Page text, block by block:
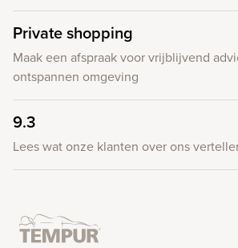
Private shopping
Maak een afspraak voor vrijblijvend
ontspannen omgeving
9.3
Lees wat onze klanten over ons